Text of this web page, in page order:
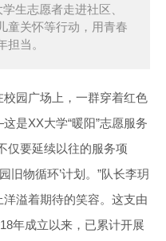
生志愿者走进社区、
童关怀等行动，用青春
当。
园广场上，一群穿着红色
是XX大学“暖阳”志愿服务
仅要延续以往的服务项
旧物循环’计划。”队长李玥
溢着期待的笑容。这支由
年成立以来，已累计开展